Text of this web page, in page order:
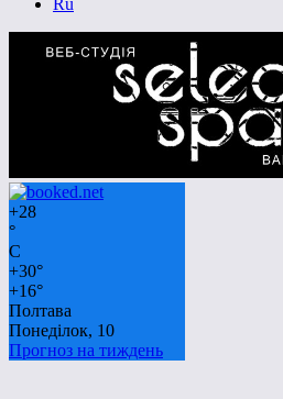
Ru
+28
°
C
+30°
+16°
Полтава
Понеділок, 10
Прогноз на тиждень